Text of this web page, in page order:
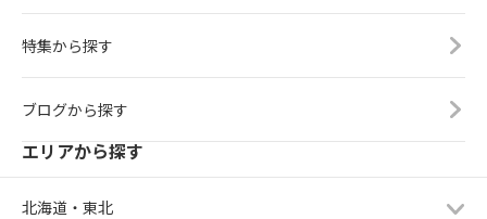
特集から探す
ブログから探す
エリアから探す
北海道・東北